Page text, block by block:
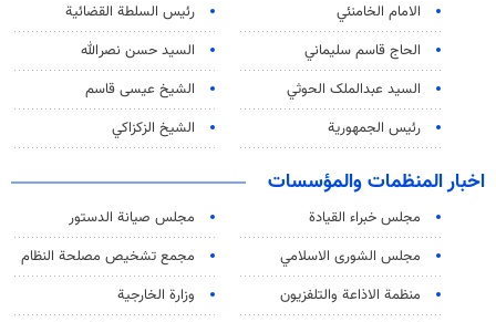
الامام الخامنئي
رئیس السلطة القضائیة
الحاج قاسم سليماني
السيد حسن نصرالله
السید عبدالملک الحوثي
الشيخ عيسى قاسم
رئيس الجمهورية
الشيخ الزكزاكي
اخبار المنظمات والمؤسسات
مجلس خبراء القيادة
مجلس صيانة الدستور
مجلس الشورى الاسلامي
مجمع تشخيص مصلحة النظام
منظمة الاذاعة والتلفزیون
وزارة الخارجية